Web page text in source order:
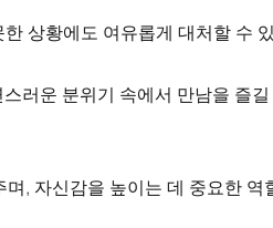
상황에도 여유롭게 대처할 수
러운 분위기 속에서 만남을 즐
, 자신감을 높이는 데 중요한 역